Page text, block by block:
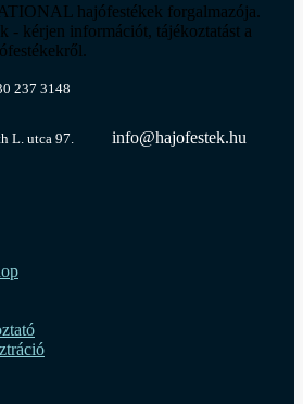
hajófestékek forgalmazója.
- kérjen információt, tájékoztatást a
237 3148
L. utca 97.
info@hajofestek.hu